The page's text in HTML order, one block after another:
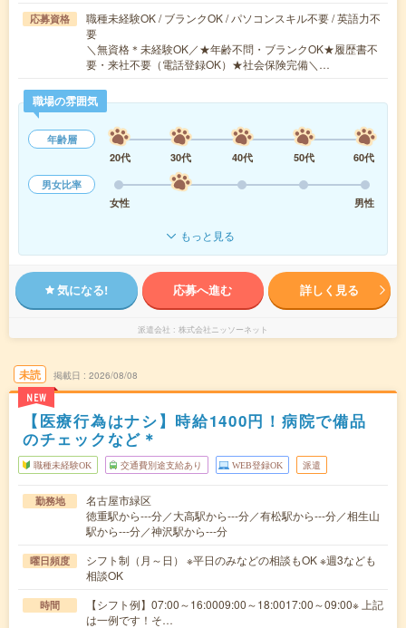
応募資格
職種未経験OK / ブランクOK / パソコンスキル不要 / 英語力不
要
＼無資格＊未経験OK／★年齢不問・ブランクOK★履歴書不
要・来社不要（電話登録OK）★社会保険完備＼…
職場の雰囲気
年齢層
20代
30代 40代 50代
60代
男女比率
女性
男性
もっと見る
気になる! 応募へ進む 詳しく見る
派遣会社 株式会社ニッソーネット
未読
NEW
掲載日 2026/08/08
【医療行為はナシ】時給1400円！病院で備品
のチェックなど＊
職種未経験OK 交通費別途支給あり WEB登録OK 派遣
勤務地
名古屋市緑区
徳重駅から---分／大高駅から---分／有松駅から---分／相生山
駅から---分／神沢駅から---分
曜日頻度
シフト制（月～日） ※平日のみなどの相談もOK ※週3なども
相談OK
時間
【シフト例】07:00～16:0009:00～18:0017:00～09:00※ 上記
は一例です！そ…